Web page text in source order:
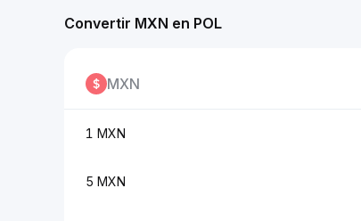
Convertir MXN en POL
MXN
1 MXN
5 MXN